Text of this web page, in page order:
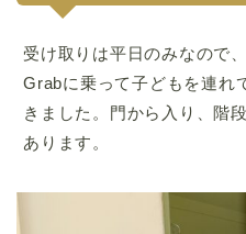
受け取りは平日のみなので
Grabに乗って子どもを連れ
きました。門から入り、階
あります。